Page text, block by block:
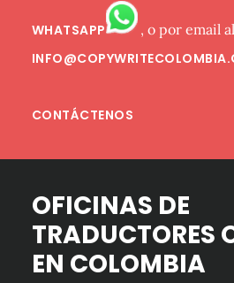
WHATSAPP
, o por email
CONTÁCTENOS
OFICINAS DE
TRADUCTORES
EN COLOMBIA